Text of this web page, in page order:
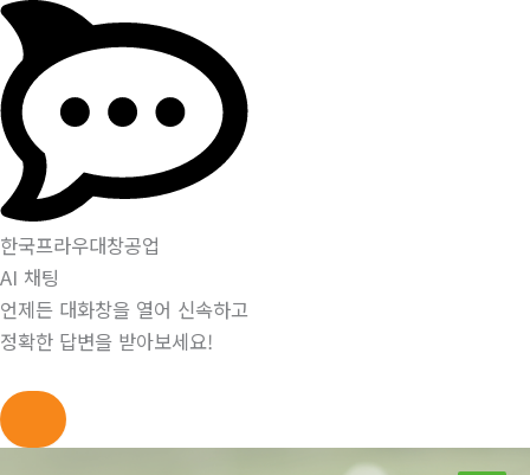
한국프라우대창공업
AI 채팅
언제든 대화창을 열어 신속하고
정확한 답변을 받아보세요!